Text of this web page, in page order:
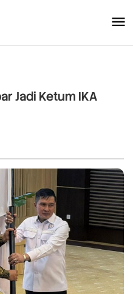
Jadi Ketum IKA